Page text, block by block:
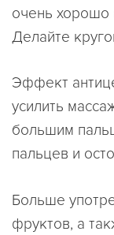
очень хорошо
Делайте
Эффект
усилить
большим
пальцев и
Больше
фруктов, а